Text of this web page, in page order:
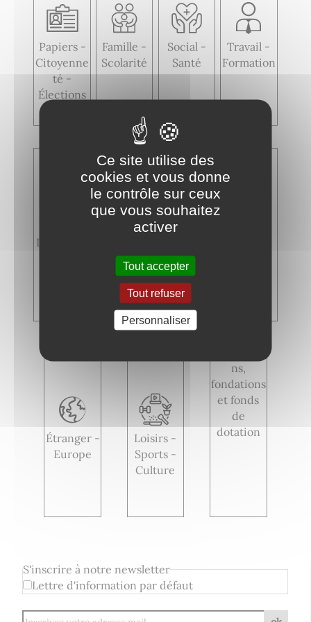
Papiers -
Citoyenne
té -
Élections
Famille -
Scolarité
Social -
Santé
Travail -
Formation
Logement
s -
Mobilité
Impôts -
Consomm
ation
Étranger -
Europe
Loisirs -
Sports -
Culture
ns,
fondations
et fonds
de
dotation
S'inscrire à notre newsletter
Lettre d'information par défaut
Ce site utilise des
cookies et vous donne
le contrôle sur ceux
que vous souhaitez
activer
Tout accepter
Tout refuser
Personnaliser